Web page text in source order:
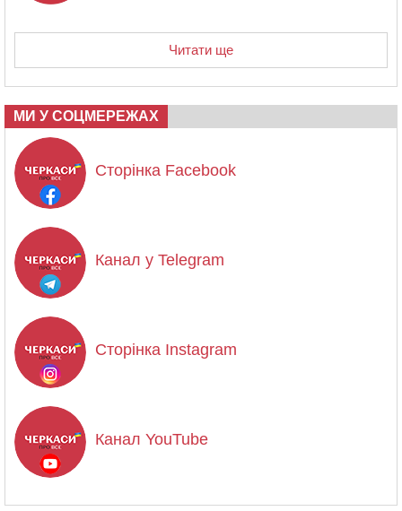
Читати ще
МИ У СОЦМЕРЕЖАХ
Сторінка Facebook
Канал у Telegram
Сторінка Instagram
Канал YouTube